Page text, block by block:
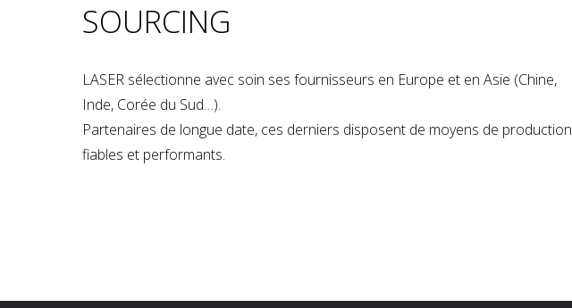
SOURCING
LASER sélectionne avec soin ses fournisseurs en Europe et en Asie (Chine,
Inde, Corée du Sud…).
Partenaires de longue date, ces derniers disposent de moyens de production
fiables et performants.